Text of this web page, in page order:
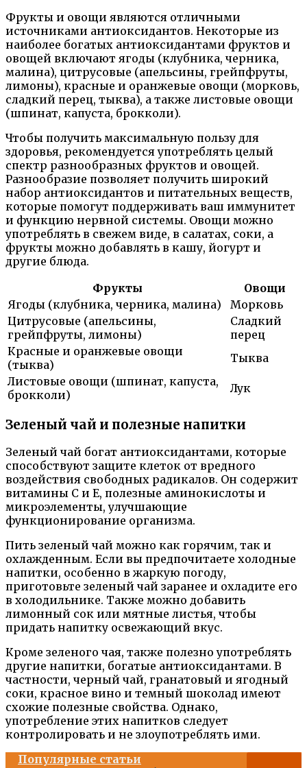
Фрукты и овощи являются отличными
источниками антиоксидантов. Некоторые из
наиболее богатых антиоксидантами фруктов и
овощей включают ягоды (клубника, черника,
малина), цитрусовые (апельсины, грейпфруты,
лимоны), красные и оранжевые овощи (морковь,
сладкий перец, тыква), а также листовые овощи
(шпинат, капуста, брокколи).
Чтобы получить максимальную пользу для
здоровья, рекомендуется употреблять целый
спектр разнообразных фруктов и овощей.
Разнообразие позволяет получить широкий
набор антиоксидантов и питательных веществ,
которые помогут поддерживать ваш иммунитет
и функцию нервной системы. Овощи можно
употреблять в свежем виде, в салатах, соки, а
фрукты можно добавлять в кашу, йогурт и
другие блюда.
Фрукты
Овощи
Ягоды (клубника, черника, малина)
Морковь
Цитрусовые (апельсины,
грейпфруты, лимоны)
Сладкий
перец
Красные и оранжевые овощи
(тыква)
Тыква
Листовые овощи (шпинат, капуста,
брокколи)
Лук
Зеленый чай и полезные напитки
Зеленый чай богат антиоксидантами, которые
способствуют защите клеток от вредного
воздействия свободных радикалов. Он содержит
витамины С и Е, полезные аминокислоты и
микроэлементы, улучшающие
функционирование организма.
Пить зеленый чай можно как горячим, так и
охлажденным. Если вы предпочитаете холодные
напитки, особенно в жаркую погоду,
приготовьте зеленый чай заранее и охладите его
в холодильнике. Также можно добавить
лимонный сок или мятные листья, чтобы
придать напитку освежающий вкус.
Кроме зеленого чая, также полезно употреблять
другие напитки, богатые антиоксидантами. В
частности, черный чай, гранатовый и ягодный
соки, красное вино и темный шоколад имеют
схожие полезные свойства. Однако,
употребление этих напитков следует
контролировать и не злоупотреблять ими.
Популярные статьи